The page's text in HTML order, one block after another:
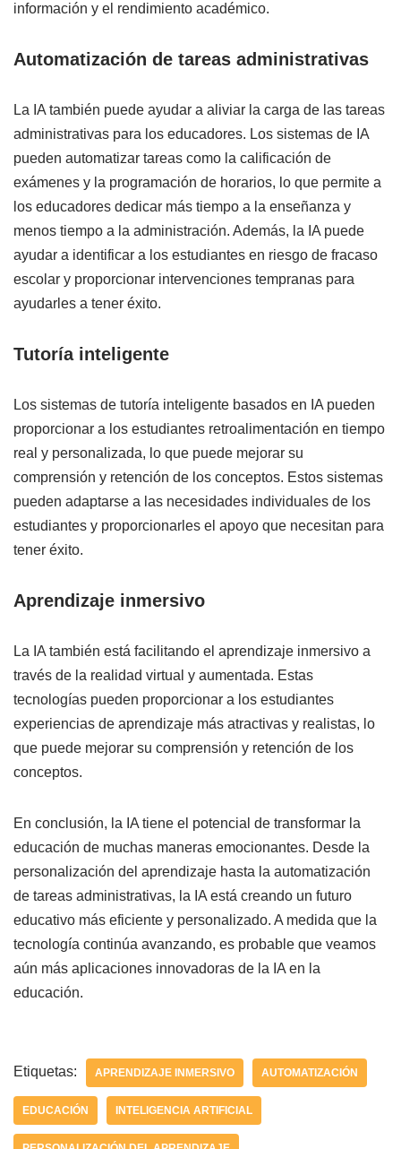
información y el rendimiento académico.
Automatización de tareas administrativas
La IA también puede ayudar a aliviar la carga de las tareas
administrativas para los educadores. Los sistemas de IA
pueden automatizar tareas como la calificación de
exámenes y la programación de horarios, lo que permite a
los educadores dedicar más tiempo a la enseñanza y
menos tiempo a la administración. Además, la IA puede
ayudar a identificar a los estudiantes en riesgo de fracaso
escolar y proporcionar intervenciones tempranas para
ayudarles a tener éxito.
Tutoría inteligente
Los sistemas de tutoría inteligente basados en IA pueden
proporcionar a los estudiantes retroalimentación en tiempo
real y personalizada, lo que puede mejorar su
comprensión y retención de los conceptos. Estos sistemas
pueden adaptarse a las necesidades individuales de los
estudiantes y proporcionarles el apoyo que necesitan para
tener éxito.
Aprendizaje inmersivo
La IA también está facilitando el aprendizaje inmersivo a
través de la realidad virtual y aumentada. Estas
tecnologías pueden proporcionar a los estudiantes
experiencias de aprendizaje más atractivas y realistas, lo
que puede mejorar su comprensión y retención de los
conceptos.
En conclusión, la IA tiene el potencial de transformar la
educación de muchas maneras emocionantes. Desde la
personalización del aprendizaje hasta la automatización
de tareas administrativas, la IA está creando un futuro
educativo más eficiente y personalizado. A medida que la
tecnología continúa avanzando, es probable que veamos
aún más aplicaciones innovadoras de la IA en la
educación.
Etiquetas: APRENDIZAJE INMERSIVO AUTOMATIZACIÓN
EDUCACIÓN INTELIGENCIA ARTIFICIAL